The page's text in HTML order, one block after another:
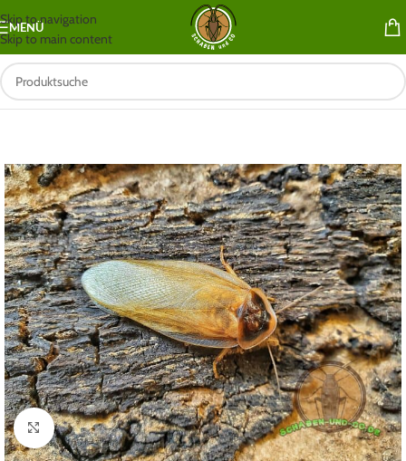
Skip to navigation
Skip to main content
MENÜ
Klick zum Vergrößern